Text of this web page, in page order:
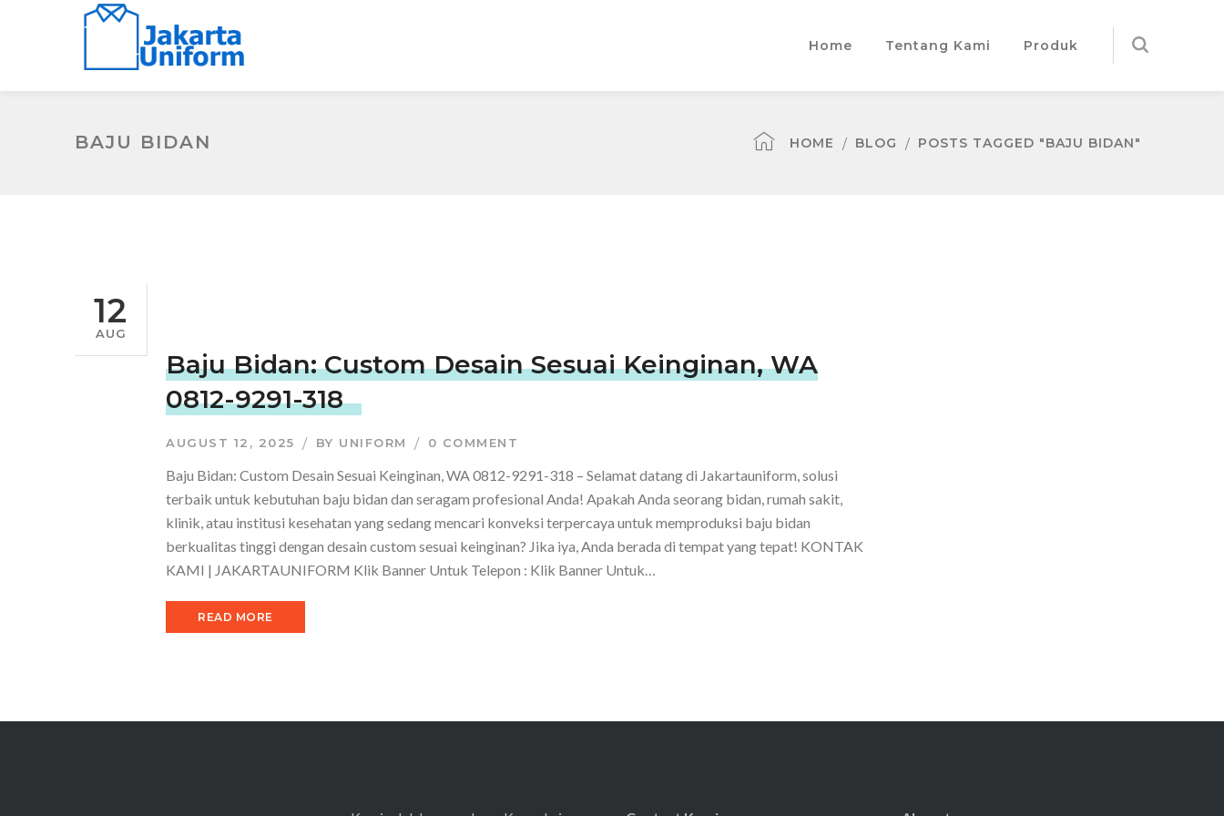
Home Tentang Kami Produk
BAJU BIDAN HOME BLOG POSTS TAGGED "BAJU BIDAN"
12
AUG
Baju Bidan: Custom Desain Sesuai Keinginan, WA
0812-9291-318
AUGUST 12, 2025 BY UNIFORM 0 COMMENT
Baju Bidan: Custom Desain Sesuai Keinginan, WA 0812-9291-318 – Selamat datang di Jakartauniform, solusi
terbaik untuk kebutuhan baju bidan dan seragam profesional Anda! Apakah Anda seorang bidan, rumah sakit,
klinik, atau institusi kesehatan yang sedang mencari konveksi terpercaya untuk memproduksi baju bidan
berkualitas tinggi dengan desain custom sesuai keinginan? Jika iya, Anda berada di tempat yang tepat! KONTAK
KAMI | JAKARTAUNIFORM Klik Banner Untuk Telepon : Klik Banner Untuk…
READ MORE